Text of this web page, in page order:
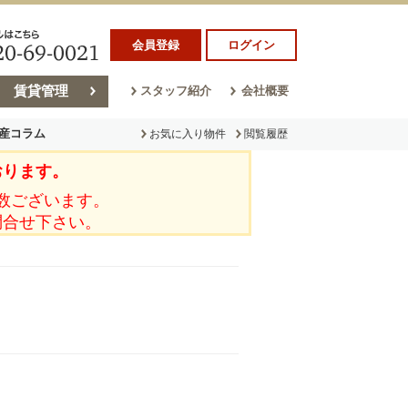
会員登録 ログイン
賃貸管理 スタッフ紹介 会社概要
コラム
ム
お気に入り物件 閲覧履歴
ます。
ざいます。
せ下さい。